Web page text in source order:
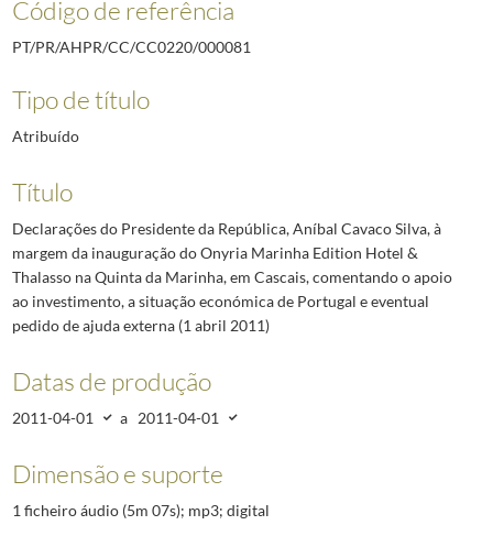
Código de referência
PT/PR/AHPR/CC/CC0220/000081
Tipo de título
Atribuído
Título
Declarações do Presidente da República, Aníbal Cavaco Silva, à
margem da inauguração do Onyria Marinha Edition Hotel &
Thalasso na Quinta da Marinha, em Cascais, comentando o apoio
ao investimento, a situação económica de Portugal e eventual
pedido de ajuda externa (1 abril 2011)
Datas de produção
2011-04-01 a 2011-04-01
Dimensão e suporte
1 ficheiro áudio (5m 07s); mp3; digital